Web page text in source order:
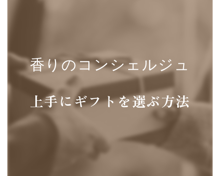
香りのコンシェルジュ
上手にギフトを選ぶ方法